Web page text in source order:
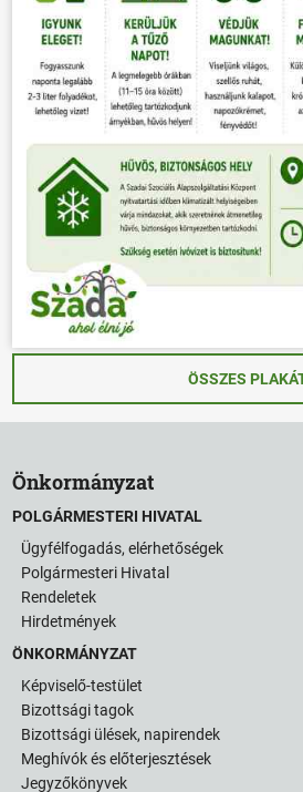
ÖSSZES
Önkormányzat
POLGÁRMESTERI HIVATAL
Ügyfélfogadás, elérhetőségek
Polgármesteri Hivatal
Rendeletek
Hirdetmények
ÖNKORMÁNYZAT
Képviselő-testület
Bizottsági tagok
Bizottsági ülések, napirendek
Meghívók és előterjesztések
Jegyzőkönyvek